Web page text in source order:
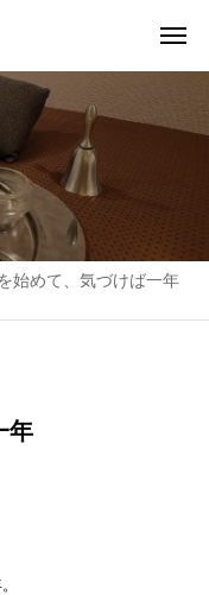
始めて、気づけば一年
年